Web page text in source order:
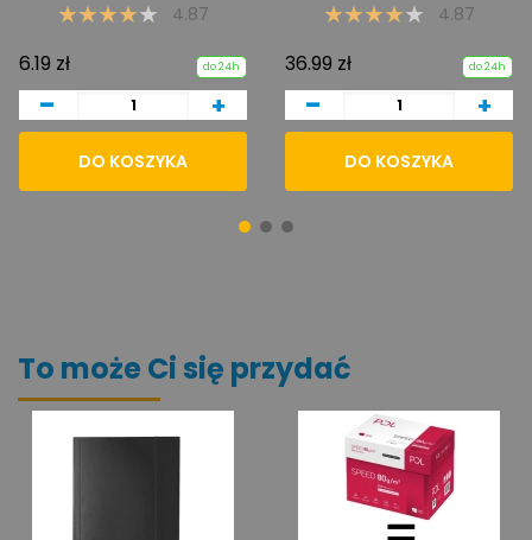
4.87
6.19 zł do 24h
- +
DO KOSZYKA
4.87
36.99 zł do 24h
- +
DO KOSZYKA
To może Ci się przydać